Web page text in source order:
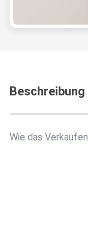
Beschreibung
Wie das